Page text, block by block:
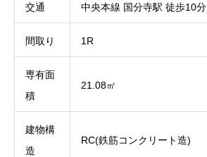
交通 中央本線 国分寺駅 徒歩10分
間取り 1R
専有面
積
21.08㎡
建物構
造
RC(鉄筋コンクリート造)